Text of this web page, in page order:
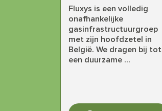
Fluxys is een volledig
onafhankelijke
gasinfrastructuurgroep
met zijn hoofdzetel in
België. We dragen bij tot
een duurzame ...